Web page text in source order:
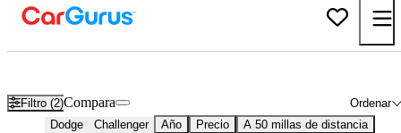
Filtro (2) Ordenar
Compara
Dodge Challenger Año Precio A 50 millas de distancia